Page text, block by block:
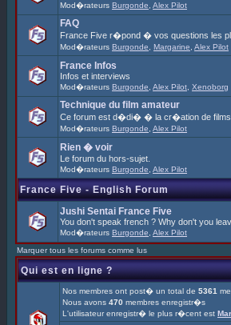
Mod�rateurs Burgonde Alex Pilot
FAQ
France Five r�pond � vos questions les
Mod�rateurs Burgonde Margarine Alex Pilot
France Infos
Infos et interviews
Mod�rateurs Burgonde Alex Pilot Xenoborg
Technique du film amateur
Ce forum est d�di� � la cr�ation de films
Mod�rateurs Burgonde Alex Pilot
Rien � voir
Le forum du hors-sujet.
Mod�rateurs Burgonde Alex Pilot
France Five - English Forum
Jushi Sentai France Five
You don't speak french ? Why don't you
Mod�rateurs Burgonde Alex Pilot
Marquer tous les forums comme lus
Qui est en ligne ?
Nos membres ont post� un total de 5361
Nous avons 470 membres enregistr�s
L'utilisateur enregistr� le plus r�cent est